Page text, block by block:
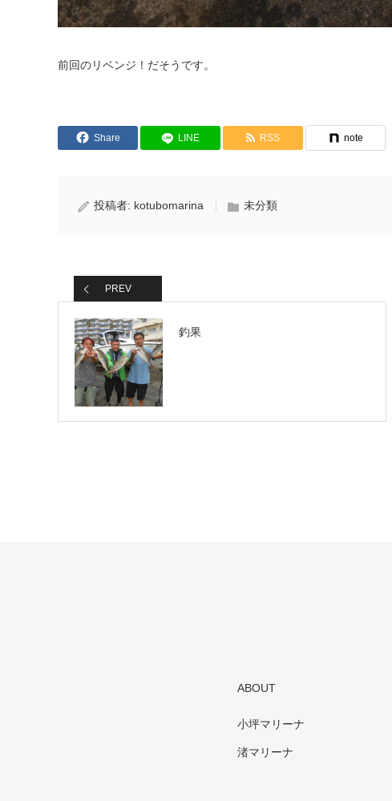
前回のリベンジ！だそうです。
Share LINE RSS note
投稿者: kotubomarina 未分類
PREV
釣果
ABOUT
小坪マリーナ
渚マリーナ